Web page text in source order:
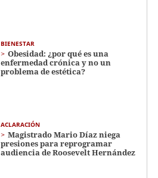
BIENESTAR
Obesidad: ¿por qué es una
enfermedad crónica y no un
problema de estética?
ACLARACIÓN
Magistrado Mario Díaz niega
presiones para reprogramar
audiencia de Roosevelt Hernández